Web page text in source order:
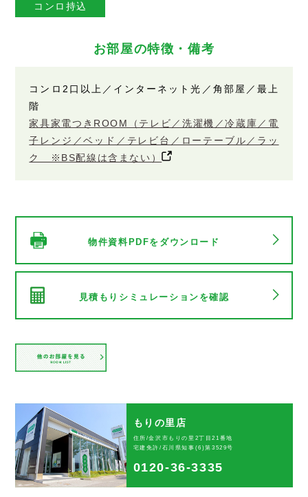
コンロ持込
お部屋の特徴・備考
コンロ2口以上／インターネット光／角部屋／最上
階
家具家電つきROOM（テレビ／洗濯機／冷蔵庫／電
子レンジ／ベッド／テレビ台／ローテーブル／ラッ
ク ※BS配線は含まない）
物件資料PDFをダウンロード
見積もりシミュレーションを確認
もりの里店
住所/金沢市もりの里2丁目21番地
宅建免許/石川県知事(6)第3529号
0120-36-3335